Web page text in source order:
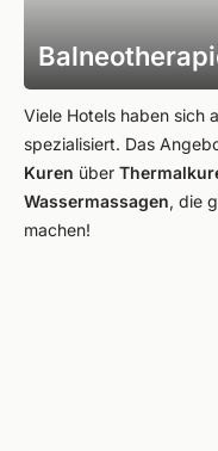
Viele Hotels haben sich
spezialisiert. Das
Kuren über
Wassermassagen, die
machen!